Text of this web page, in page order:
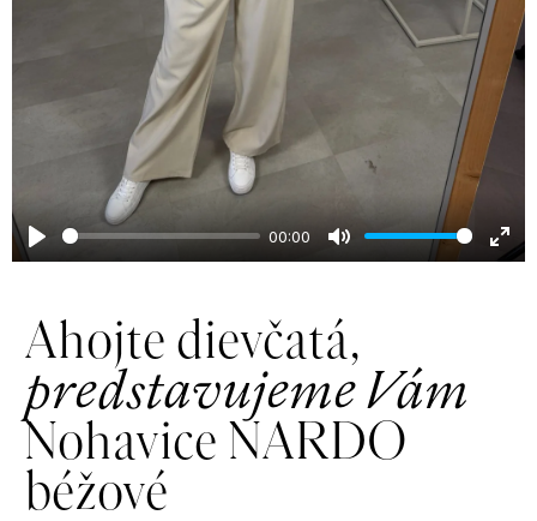
Play
00:00
Mute
Ahojte dievčatá,
predstavujeme Vám
Nohavice NARDO
béžové